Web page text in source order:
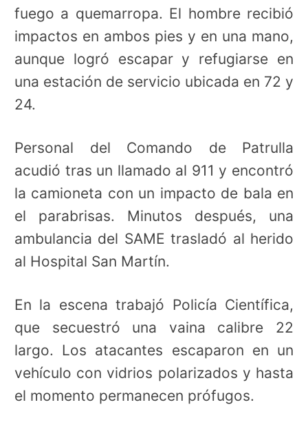
fuego a quemarropa. El hombre recibió
impactos en ambos pies y en una mano,
aunque logró escapar y refugiarse en
una estación de servicio ubicada en 72 y
24.
Personal del Comando de Patrulla
acudió tras un llamado al 911 y encontró
la camioneta con un impacto de bala en
el parabrisas. Minutos después, una
ambulancia del SAME trasladó al herido
al Hospital San Martín.
En la escena trabajó Policía Científica,
que secuestró una vaina calibre 22
largo. Los atacantes escaparon en un
vehículo con vidrios polarizados y hasta
el momento permanecen prófugos.